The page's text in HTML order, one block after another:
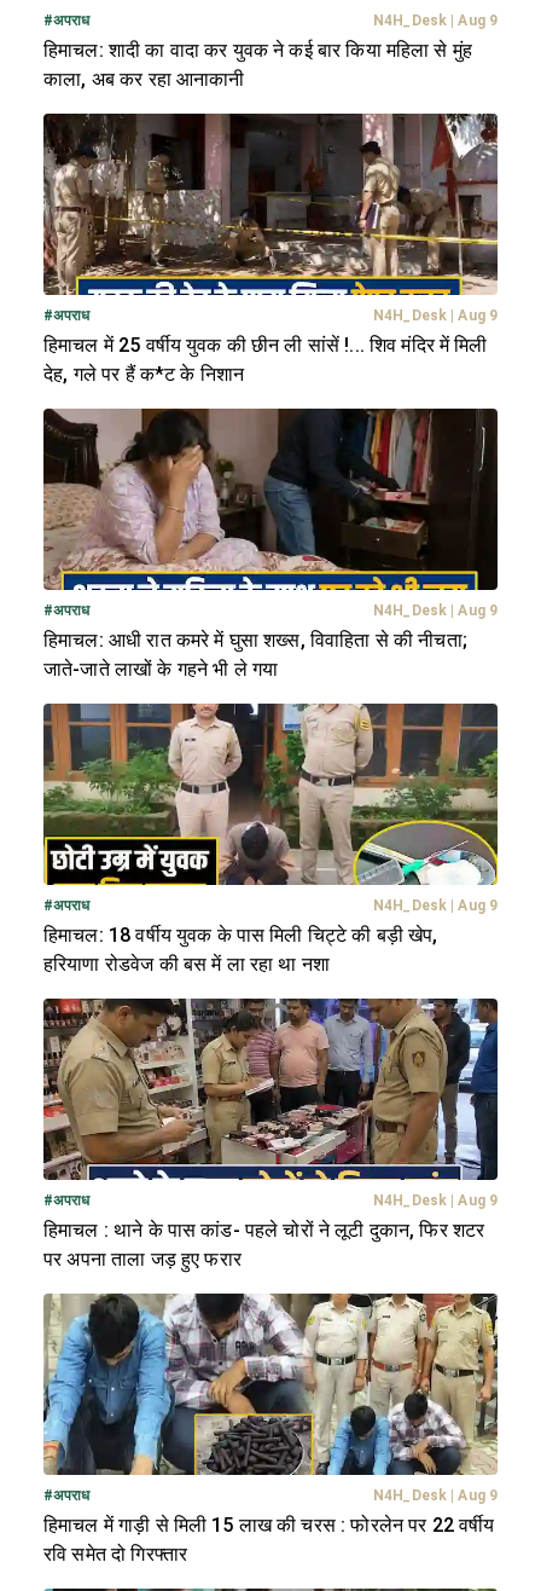
#अपराध N4H_Desk Aug 9
हिमाचल: शादी का वादा कर युवक ने कई बार किया महिला से मुंह
काला, अब कर रहा आनाकानी
#अपराध N4H_Desk Aug 9
हिमाचल में 25 वर्षीय युवक की छीन ली सांसें !... शिव मंदिर में मिली
देह, गले पर हैं क*ट के निशान
#अपराध N4H_Desk Aug 9
हिमाचल: आधी रात कमरे में घुसा शख्स, विवाहिता से की नीचता;
जाते-जाते लाखों के गहने भी ले गया
#अपराध N4H_Desk Aug 9
हिमाचल: 18 वर्षीय युवक के पास मिली चिट्टे की बड़ी खेप,
हरियाणा रोडवेज की बस में ला रहा था नशा
#अपराध N4H_Desk Aug 9
हिमाचल : थाने के पास कांड- पहले चोरों ने लूटी दुकान, फिर शटर
पर अपना ताला जड़ हुए फरार
#अपराध N4H_Desk Aug 9
हिमाचल में गाड़ी से मिली 15 लाख की चरस : फोरलेन पर 22 वर्षीय
रवि समेत दो गिरफ्तार